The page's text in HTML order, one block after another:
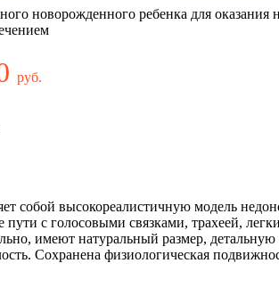
новорожденного ребенка для
руб.
собой высокореалистичную модель
пути с голосовыми связками, трахеей,
имеют натуральный размер,
Сохранена физиологическая